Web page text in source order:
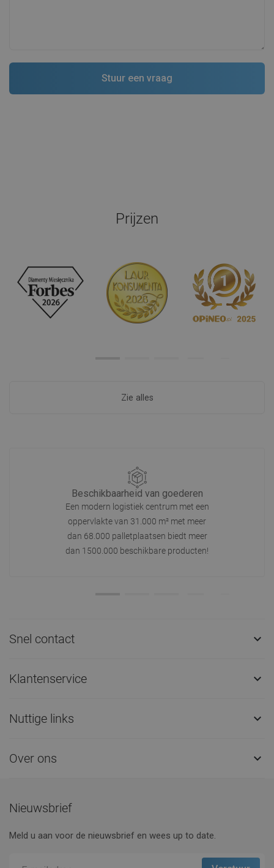
Prijzen
Zie alles
Beschikbaarheid van goederen
Een modern logistiek centrum met een
oppervlakte van 31.000 m² met meer
dan 68.000 palletplaatsen biedt meer
dan 1500.000 beschikbare producten!
Snel contact 
Klantenservice 
Nuttige links 
Over ons 
Nieuwsbrief
Meld u aan voor de nieuwsbrief en wees up to date.